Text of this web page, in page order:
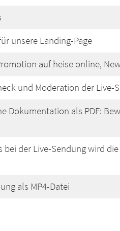
unsere Landing-Page
auf heise online,
und Moderation der Live-
Dokumentation als PDF:
der Live-Sendung wird
als MP4-Datei